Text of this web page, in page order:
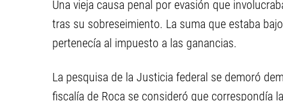
Una vieja causa penal por evasión que
tras su sobreseimiento. La suma que estaba
pertenecía al impuesto a las ganancias.
La pesquisa de la Justicia federal se demoró
fiscalía de Roca se consideró que correspondía